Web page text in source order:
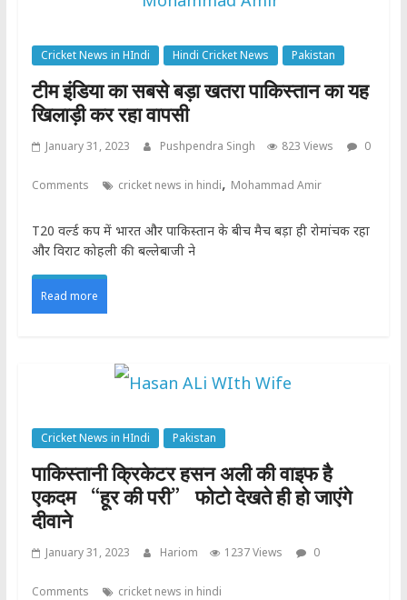
Cricket News in HIndi Hindi Cricket News Pakistan
टीम इंडिया का सबसे बड़ा खतरा पाकिस्तान का यह
खिलाड़ी कर रहा वापसी
January 31, 2023 Pushpendra Singh 823 Views 0
Comments cricket news in hindi, Mohammad Amir
T20 वर्ल्ड कप में भारत और पाकिस्तान के बीच मैच बड़ा ही रोमांचक रहा
और विराट कोहली की बल्लेबाजी ने
Read more
Cricket News in HIndi Pakistan
पाकिस्तानी क्रिकेटर हसन अली की वाइफ है
एकदम “हूर की परी” फोटो देखते ही हो जाएंगे
दीवाने
January 31, 2023 Hariom 1237 Views 0
Comments cricket news in hindi